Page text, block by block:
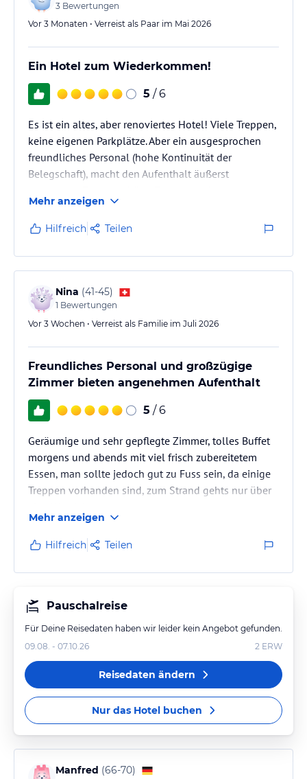
3 Bewertungen
Vor 3 Monaten • Verreist als Paar im Mai 2026
Ein Hotel zum Wiederkommen!
5 / 6
Es ist ein altes, aber renoviertes Hotel! Viele Treppen,
keine eigenen Parkplätze. Aber ein ausgesprochen
freundliches Personal (hohe Kontinuität der
Belegschaft), macht den Aufenthalt äußerst
Essen!
Mehr anzeigen
Hilfreich Teilen
Nina (41-45)
1 Bewertungen
Vor 3 Wochen • Verreist als Familie im Juli 2026
Freundliches Personal und großzügige
Zimmer bieten angenehmen Aufenthalt
5 / 6
Geräumige und sehr gepflegte Zimmer, tolles Buffet
morgens und abends mit viel frisch zubereitetem
Essen, man sollte jedoch gut zu Fuss sein, da einige
Treppen vorhanden sind, zum Strand gehts nur über
Mehr anzeigen
Hilfreich Teilen
Pauschalreise
Für Deine Reisedaten haben wir leider kein Angebot gefunden.
09.08. - 07.10.26
2 ERW
Reisedaten ändern
Nur das Hotel buchen
Manfred (66-70)